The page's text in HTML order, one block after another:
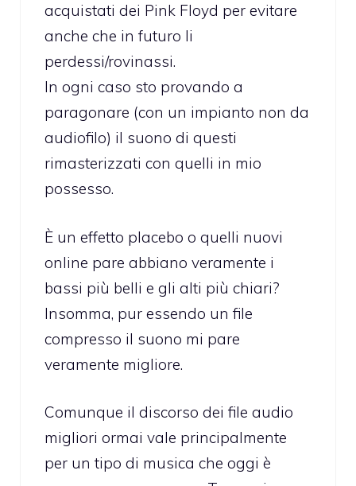
acquistati dei Pink Floyd per evitare
anche che in futuro li
perdessi/rovinassi.
In ogni caso sto provando a
paragonare (con un impianto non da
audiofilo) il suono di questi
rimasterizzati con quelli in mio
possesso.
È un effetto placebo o quelli nuovi
online pare abbiano veramente i
bassi più belli e gli alti più chiari?
Insomma, pur essendo un file
compresso il suono mi pare
veramente migliore.
Comunque il discorso dei file audio
migliori ormai vale principalmente
per un tipo di musica che oggi è